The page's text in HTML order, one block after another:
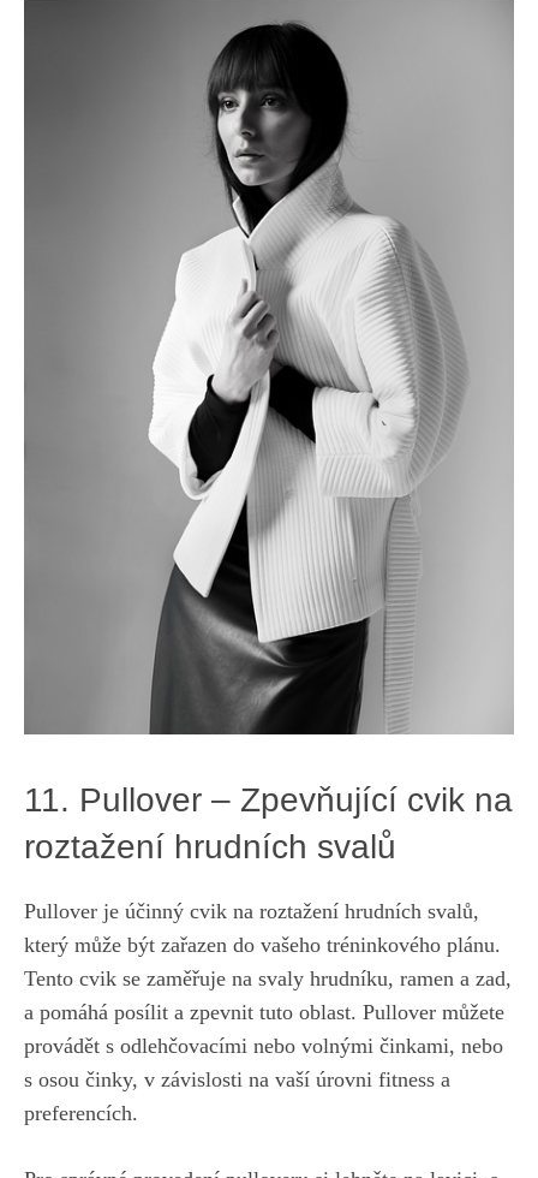
11. Pullover – Zpevňující cvik ​na‌
roztažení ⁢hrudních⁢ svalů
Pullover‍ je⁢ účinný cvik na roztažení⁣ hrudních svalů,
který může být zařazen⁣ do vašeho tréninkového plánu.
Tento cvik se ⁤zaměřuje na svaly hrudníku, ramen ​a⁣ zad,
a pomáhá posílit⁣ a zpevnit tuto oblast. Pullover můžete
provádět s odlehčovacími nebo volnými činkami,‍ nebo
s osou činky, ⁢v závislosti na vaší úrovni fitness a
preferencích.